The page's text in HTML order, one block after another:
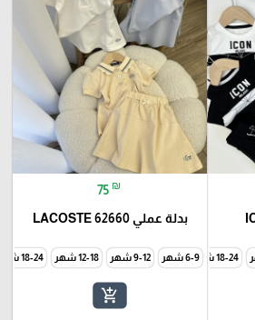
18-24 شهر 24-36 شهر
75 ₪
بدلة عملي LACOSTE 62660
6-9 شهر 9-12 شهر 12-18 شهر 18-24 شهر
add_shopping_cart